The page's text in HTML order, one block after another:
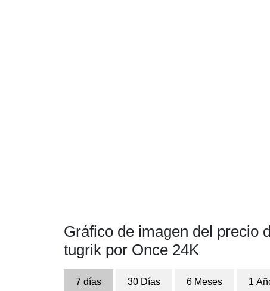
Gráfico de imagen del precio
tugrik por Once 24K
7 días 30 Días 6 Meses 1